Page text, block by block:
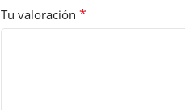
Tu valoración *